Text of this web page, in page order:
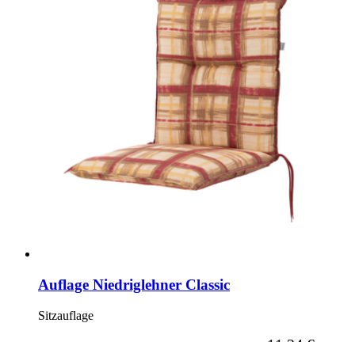
Auflage Niedriglehner Classic
Sitzauflage